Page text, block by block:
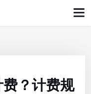
？计费规